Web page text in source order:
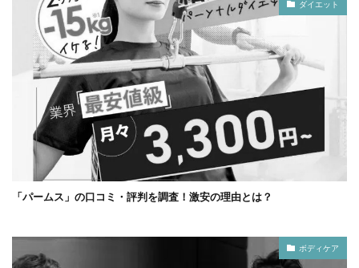
ダイエット
「パームス」の口コミ・評判を調査！激安の理由とは？
ボディケア